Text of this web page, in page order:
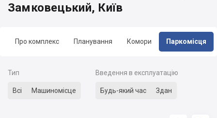
Про комплекс Планування Комори Паркомісця
Замковецький, Київ
Тип
Всі Машиномісце
Введення в експлуатацію
Будь-який час Здан